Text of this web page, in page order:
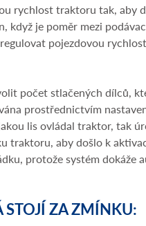
rychlost traktoru tak, aby
je poměr mezi
pojezdovou
počet stlačených dílců,
prostřednictvím
lis ovládal traktor, tak
aby došlo k
protože systém dokáže
STOJÍ ZA ZMÍNKU: